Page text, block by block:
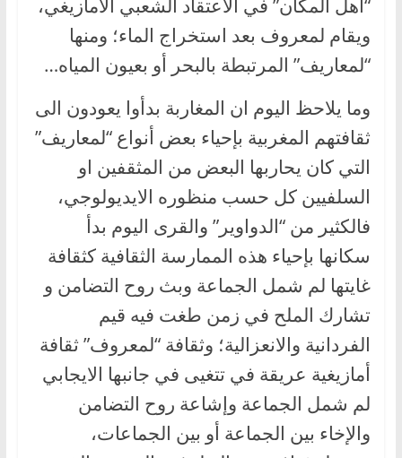
“أهل المكان” في الاعتقاد الشعبي الأمازيغي،
ويقام لمعروف بعد استخراج الماء؛ ومنها
“لمعاريف” المرتبطة بالبحر أو بعيون المياه…
وما يلاحظ اليوم ان المغاربة بدأوا يعودون الى
ثقافتهم المغربية بإحياء بعض أنواع “لمعاريف”
التي كان يحاربها البعض من المثقفين او
السلفيين كل حسب منظوره الايديولوجي،
فالكثير من “الدواوير” والقرى اليوم بدأ
سكانها بإحياء هذه الممارسة الثقافية كثقافة
غايتها لم شمل الجماعة وبث روح التضامن و
تشارك الملح في زمن طغت فيه قيم
الفردانية والانعزالية؛ وثقافة “لمعروف” ثقافة
أمازيغية عريقة في تتغيى في جانبها الايجابي
لم شمل الجماعة وإشاعة روح التضامن
والإخاء بين الجماعة أو بين الجماعات،